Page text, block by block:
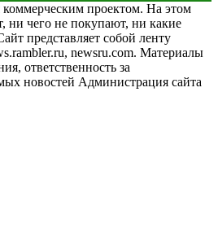
коммерческим проектом. На этом
ни чего не покупают, ни какие
представляет собой ленту
newsru.com. Материалы
ответственность за
новостей Администрация сайта